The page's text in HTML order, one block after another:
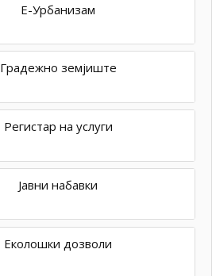
Е-Урбанизам
Градежно земјиште
Регистар на услуги
Јавни набавки
Еколошки дозволи